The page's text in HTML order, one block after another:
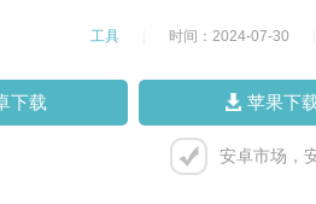
工具 时间：2024-07-30
下载 苹果下
安卓市场，